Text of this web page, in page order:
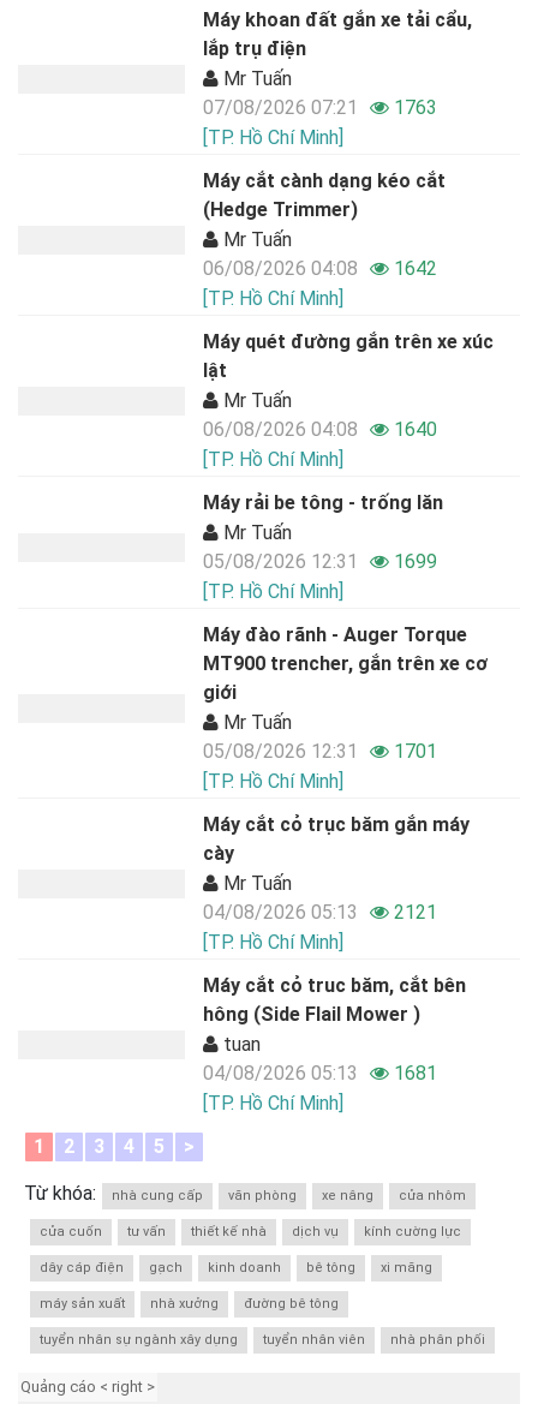
Máy khoan đất gắn xe tải cẩu,
lắp trụ điện
Mr Tuấn
07/08/2026 07:21
1763
[TP. Hồ Chí Minh]
Máy cắt cành dạng kéo cắt
(Hedge Trimmer)
Mr Tuấn
06/08/2026 04:08
1642
[TP. Hồ Chí Minh]
Máy quét đường gắn trên xe xúc
lật
Mr Tuấn
06/08/2026 04:08
1640
[TP. Hồ Chí Minh]
Máy rải be tông - trống lăn
Mr Tuấn
05/08/2026 12:31
1699
[TP. Hồ Chí Minh]
Máy đào rãnh - Auger Torque
MT900 trencher, gắn trên xe cơ
giới
Mr Tuấn
05/08/2026 12:31
1701
[TP. Hồ Chí Minh]
Máy cắt cỏ trục băm gắn máy
cày
Mr Tuấn
04/08/2026 05:13
2121
[TP. Hồ Chí Minh]
Máy cắt cỏ truc băm, cắt bên
hông (Side Flail Mower )
tuan
04/08/2026 05:13
1681
[TP. Hồ Chí Minh]
1
2 3 4 5 >
Từ khóa: nhà cung cấp văn phòng xe nâng cửa nhôm
cửa cuốn tư vấn thiết kế nhà dịch vụ kính cường lực
dây cáp điện gạch kinh doanh bê tông xi măng
máy sản xuất nhà xưởng đường bê tông
tuyển nhân sự ngành xây dựng tuyển nhân viên nhà phân phối
Quảng cáo < right >